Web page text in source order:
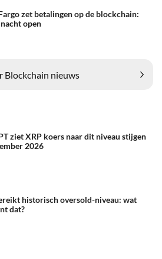
zet betalingen op de blockchain:
open
Blockchain nieuws
ziet XRP koers naar dit niveau stijgen
2026
historisch oversold-niveau: wat
dat?